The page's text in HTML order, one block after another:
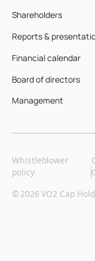
Board of directors
Shareholders
Management
Reports &
Financial calendar
© 2026 VO2 Cap
Whistleblower
policy